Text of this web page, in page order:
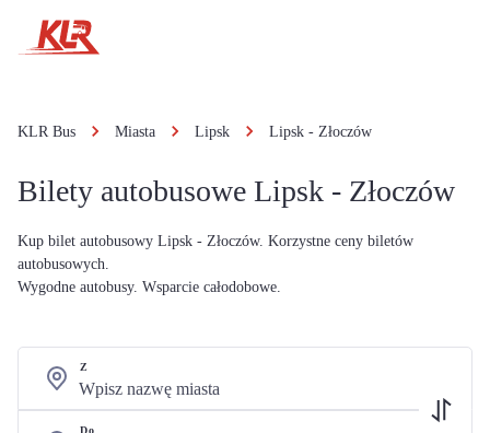
KLR Bus Miasta Lipsk Lipsk - Złoczów
Bilety autobusowe Lipsk - Złoczów
Kup bilet autobusowy Lipsk - Złoczów. Korzystne ceny biletów
autobusowych.
Wygodne autobusy. Wsparcie całodobowe.
Z